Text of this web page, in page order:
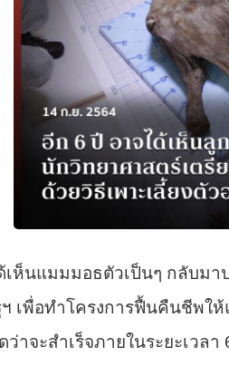
เห็นแมมมอธตัวเป็นๆ กลับม
เพื่อทำโครงการฟื้นคืนชีพใ
าจะสำเร็จภายในระยะเวลา